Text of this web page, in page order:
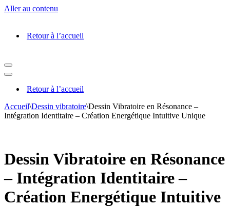
Aller au contenu
Retour à l’accueil
Menu
de
Menu
navigationRetour à l’accueil
Accueil\Dessin vibratoire\Dessin Vibratoire en Résonance –
Intégration Identitaire – Création Energétique Intuitive Unique
Dessin Vibratoire en Résonance
– Intégration Identitaire –
Création Energétique Intuitive